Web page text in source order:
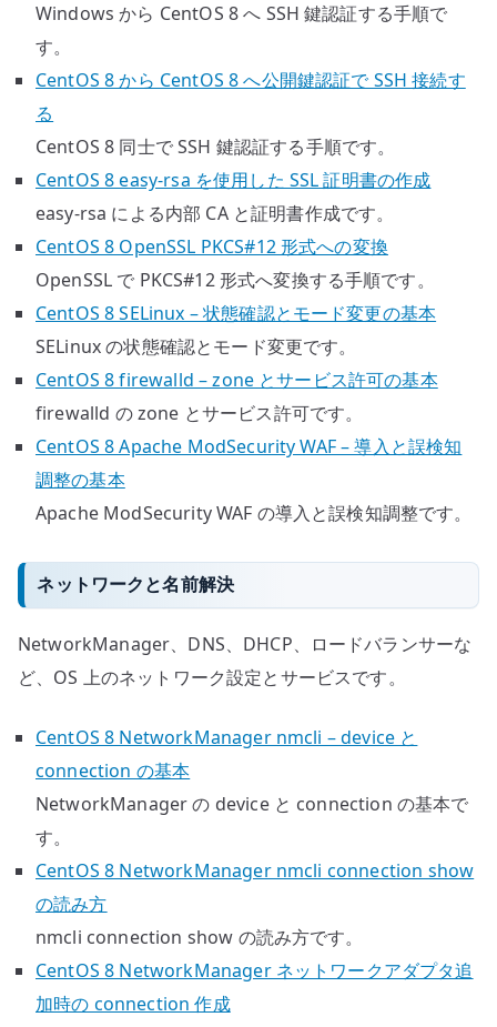
Windows から CentOS 8 へ SSH 鍵認証する手順で
す。
CentOS 8 から CentOS 8 へ公開鍵認証で SSH 接続す
る
CentOS 8 同士で SSH 鍵認証する手順です。
CentOS 8 easy-rsa を使用した SSL 証明書の作成
easy-rsa による内部 CA と証明書作成です。
CentOS 8 OpenSSL PKCS#12 形式への変換
OpenSSL で PKCS#12 形式へ変換する手順です。
CentOS 8 SELinux – 状態確認とモード変更の基本
SELinux の状態確認とモード変更です。
CentOS 8 firewalld – zone とサービス許可の基本
firewalld の zone とサービス許可です。
CentOS 8 Apache ModSecurity WAF – 導入と誤検知
調整の基本
Apache ModSecurity WAF の導入と誤検知調整です。
ネットワークと名前解決
NetworkManager、DNS、DHCP、ロードバランサーな
ど、OS 上のネットワーク設定とサービスです。
CentOS 8 NetworkManager nmcli – device と
connection の基本
NetworkManager の device と connection の基本で
す。
CentOS 8 NetworkManager nmcli connection show
の読み方
nmcli connection show の読み方です。
CentOS 8 NetworkManager ネットワークアダプタ追
加時の connection 作成